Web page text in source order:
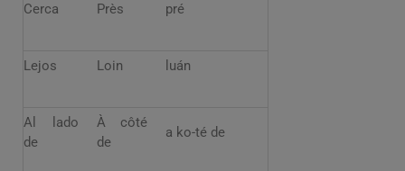
Cerca Près pré
Lejos Loin luán
Al lado
de
À côté
de
a ko-té de